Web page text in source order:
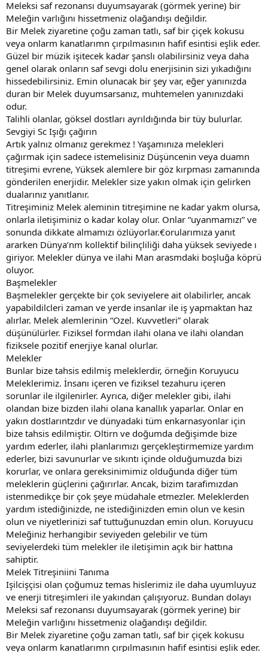
Meleksi saf rezonansı duyumsayarak (görmek yerine) bir
Meleğin varlığını hissetmeniz olağandışı değildir.
Bir Melek ziyaretine çoğu zaman tatlı, saf bir çiçek kokusu
veya onlarm kanatlarımn çırpılmasının hafif esintisi eşlik eder.
Güzel bir müzik işitecek kadar şanslı olabilirsiniz veya daha
genel olarak onların saf sevgi dolu enerjisinin sizi yıkadığını
hissedebilirsiniz. Emin olunacak bir şey var, eğer yanınızda
duran bir Melek duyumsarsanız, muhtemelen yanınızdaki
odur.
Talihli olanlar, göksel dostları ayrıldığında bir tüy bulurlar.
Sevgiyi Sc Işığı çağırın
Artık yalnız olmanız gerekmez ! Yaşamınıza melekleri
çağırmak için sadece istemelisiniz Düşüncenin veya duamn
titreşimi evrene, Yüksek alemlere bir göz kırpması zamanında
gönderilen enerjidir. Melekler size yakın olmak için gelirken
dualarınız yanıtlanır.
Titreşiminiz Melek aleminin titreşimine ne kadar yakm olursa,
onlarla iletişiminiz o kadar kolay olur. Onlar “uyanmamızı” ve
sonunda dikkate almamızı özlüyorlar.€orularımıza yanıt
ararken Dünya’nm kollektif bilinçliliği daha yüksek seviyede ı
giriyor. Melekler dünya ve ilahi Man arasmdaki boşluğa köprü
oluyor.
Başmelekler
Başmelekler gerçekte bir çok seviyelere ait olabilirler, ancak
yapabildilcleri zaman ve yerde insanlar ile iş yapmaktan haz
alırlar. Melek alemlerinin “Ozel. Kuvvetleri” olarak
düşünülürler. Fiziksel formdan ilahi olana ve ilahi olandan
fiziksele pozitif enerjiye kanal olurlar.
Melekler
Bunlar bize tahsis edilmiş meleklerdir, örneğin Koruyucu
Meleklerimiz. İnsanı içeren ve fiziksel tezahuru içeren
sorunlar ile ilgilenirler. Ayrıca, diğer melekler gibi, ilahi
olandan bize bizden ilahi olana kanallık yaparlar. Onlar en
yakın dostlarıntzdır ve dünyadaki tüm enkarnasyonlar için
bize tahsis edilmiştir. Oltirn ve doğumda değişimde bize
yardım ederler, ilahi planlarımızı gerçekleştirmemize yardım
ederler, bizi savunurlar ve sıkıntı içinde olduğumuzda bizi
korurlar, ve onlara gereksinimimiz olduğunda diğer tüm
meleklerin güçlerini çağırırlar. Ancak, bizim tarafimızdan
istenmedikçe bir çok şeye müdahale etmezler. Meleklerden
yardım istediğinizde, ne istediğinizden emin olun ve kesin
olun ve niyetlerinizi saf tuttuğunuzdan emin olun. Koruyucu
Meleğiniz herhangibir seviyeden gelebilir ve tüm
seviyelerdeki tüm melekler ile iletişimin açık bir hattına
sahiptir.
Melek Titreşiniini Tanıma
Işilcişçisi olan çoğumuz temas hislerimiz ile daha uyumluyuz
ve enerji titreşimleri ile yakından çalışıyoruz. Bundan dolayı
Meleksi saf rezonansı duyumsayarak (görmek yerine) bir
Meleğin varlığını hissetmeniz olağandışı değildir.
Bir Melek ziyaretine çoğu zaman tatlı, saf bir çiçek kokusu
veya onlarm kanatlarımn çırpılmasının hafif esintisi eşlik eder.